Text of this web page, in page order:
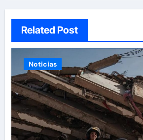
Related Post
Noticias